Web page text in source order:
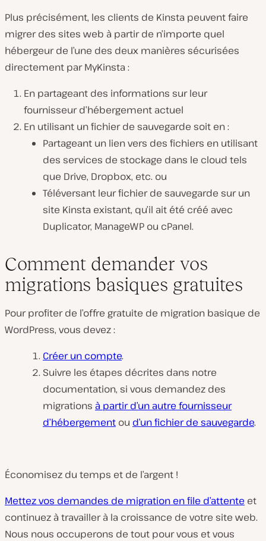
Plus précisément, les clients de Kinsta peuvent faire
migrer des sites web à partir de n’importe quel
hébergeur de l’une des deux manières sécurisées
directement par MyKinsta :
En partageant des informations sur leur
fournisseur d’hébergement actuel
En utilisant un fichier de sauvegarde soit en :
Partageant un lien vers des fichiers en utilisant
des services de stockage dans le cloud tels
que Drive, Dropbox, etc. ou
Téléversant leur fichier de sauvegarde sur un
site Kinsta existant, qu’il ait été créé avec
Duplicator, ManageWP ou cPanel.
Comment demander vos
migrations basiques gratuites
Pour profiter de l’offre gratuite de migration basique de
WordPress, vous devez :
Créer un compte.
Suivre les étapes décrites dans notre
documentation, si vous demandez des
migrations à partir d’un autre fournisseur
d’hébergement ou d’un fichier de sauvegarde.
Économisez du temps et de l’argent !
Mettez vos demandes de migration en file d’attente et
continuez à travailler à la croissance de votre site web.
Nous nous occuperons de tout pour vous et vous